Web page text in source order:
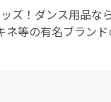
ズ！ダンス用品
ネ等の有名ブラン